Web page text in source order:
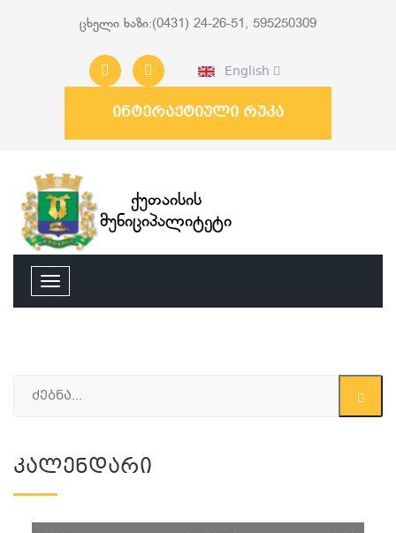
ცხელი ხაზი:(0431) 24-26-51, 595250309
English
ინტერაქტიული რუკა
ქუთაისის
მუნიციპალიტეტი
Კალენდარი